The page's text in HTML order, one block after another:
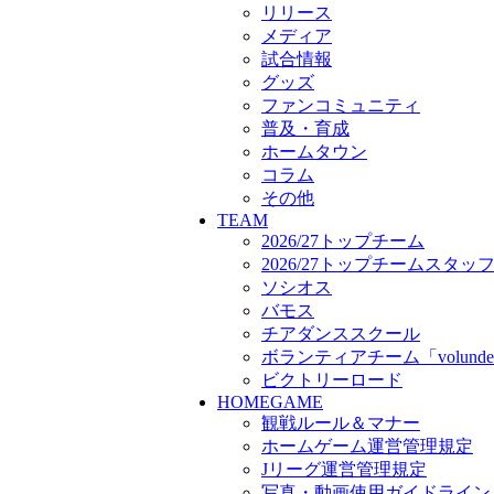
ボランティアチーム「
ビクトリーロード
HOMEGAME
観戦ルール＆マナー
ホームゲーム運営管理規定
Jリーグ運営管理規定
写真・動画使用ガイドライン
ロートフィールド奈良
SCHEDULE
2026/27
練習見学時のファンサービス
TICKET
奈良クラブ明治安田J3リーグ
奈良クラブ明治安田Ｊ3リー
観戦ルール＆マナー
FANCOMMUNITY
2026/27ファンコミュニティ
サポートショップ
GOODS
オフィシャルストア（実店舗
オンラインストア
ACADEMY
リリース
メディア
試合情報
グッズ
ファンコミュニティ
普及・育成
ホームタウン
コラム
その他
TEAM
2026/27トップチーム
2026/27トップチームスタッフ
ソシオス
バモス
チアダンススクール
ボランティアチーム「
ビクトリーロード
HOMEGAME
観戦ルール＆マナー
ホームゲーム運営管理規定
Jリーグ運営管理規定